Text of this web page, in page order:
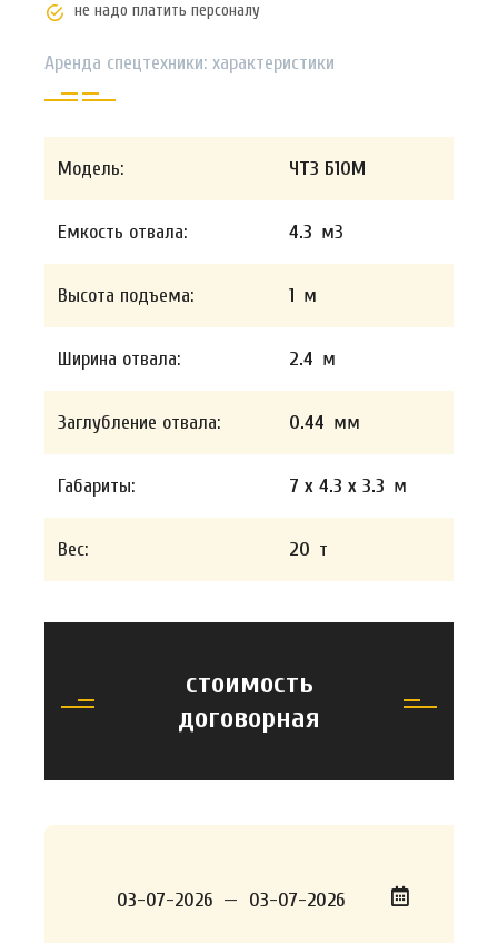
не надо платить персоналу
Аренда спецтехники: характеристики
Модель: ЧТЗ Б10М
Емкость отвала: 4.3 м3
Высота подъема: 1 м
Ширина отвала: 2.4 м
Заглубление отвала: 0.44 мм
Габариты: 7 x 4.3 x 3.3 м
Вес: 20 т
стоимость
договорная